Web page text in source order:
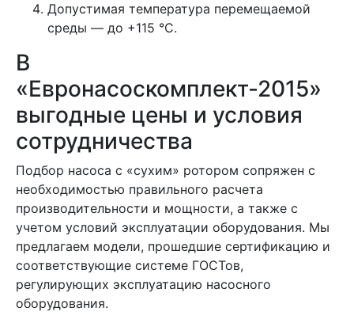
Допустимая температура перемещаемой
среды — до +115 °C.
В
«Евронасоскомплект-2015»
выгодные цены и условия
сотрудничества
Подбор насоса с «сухим» ротором сопряжен с
необходимостью правильного расчета
производительности и мощности, а также с
учетом условий эксплуатации оборудования. Мы
предлагаем модели, прошедшие сертификацию и
соответствующие системе ГОСТов,
регулирующих эксплуатацию насосного
оборудования.